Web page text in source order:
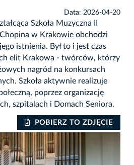
Data: 2026-04-20
Szkoła Muzyczna II
w Krakowie obchodzi
istnienia. Był to i jest czas
elit Krakowa - twórców, którzy
nagród na konkursach
Szkoła aktywnie realizuje
poprzez organizację
szpitalach i Domach Seniora.
POBIERZ TO ZDJĘCIE